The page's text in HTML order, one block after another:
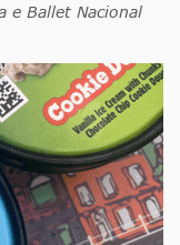
e Ballet Nacional